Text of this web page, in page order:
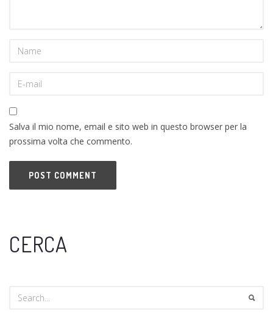
Salva il mio nome, email e sito web in questo browser per la
prossima volta che commento.
CERCA